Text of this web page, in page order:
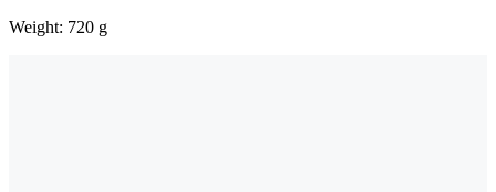
Weight: 720 g